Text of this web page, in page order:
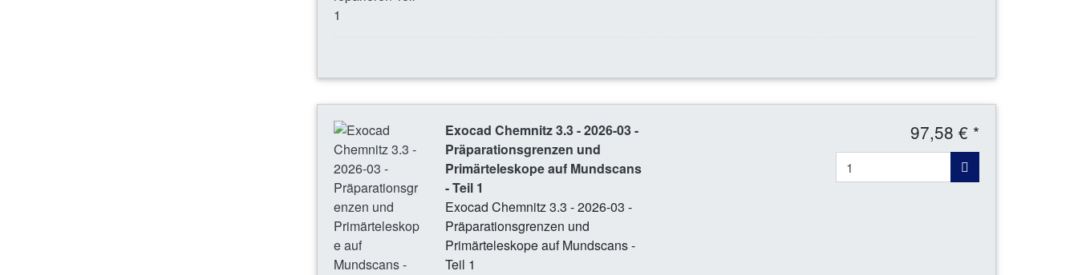
Exocad Chemnitz 3.3 - 2026-03 -
Präparationsgrenzen und
Primärteleskope auf Mundscans
- Teil 1
Exocad Chemnitz 3.3 - 2026-03 -
Präparationsgrenzen und
Primärteleskope auf Mundscans -
Teil 1
97,58 € *